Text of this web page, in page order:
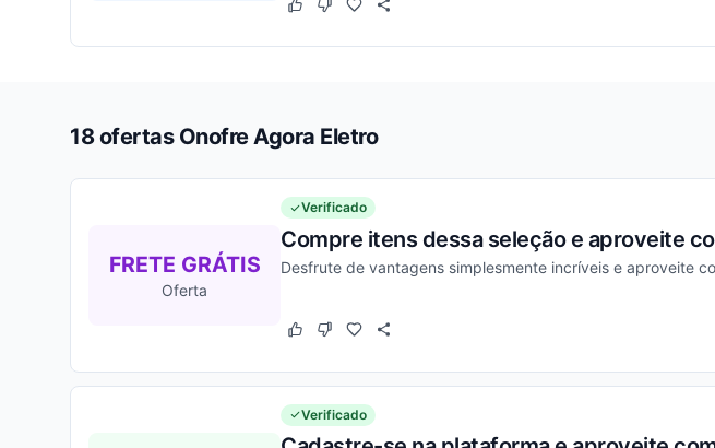
Este cupom funcionou
Este cupom não funcionou
18 ofertas Onofre Agora Eletro
FRETE GRÁTIS
Oferta
Verificado
Compre itens dessa seleção e aproveite
Desfrute de vantagens simplesmente incríveis e aproveite
Este cupom funcionou
Este cupom não funcionou
Verificado